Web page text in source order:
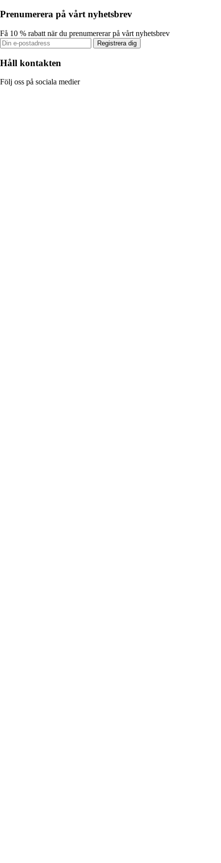
Prenumerera på vårt nyhetsbrev
Få 10 % rabatt när du prenumererar på vårt nyhetsbrev
Registrera dig
Håll kontakten
Följ oss på sociala medier